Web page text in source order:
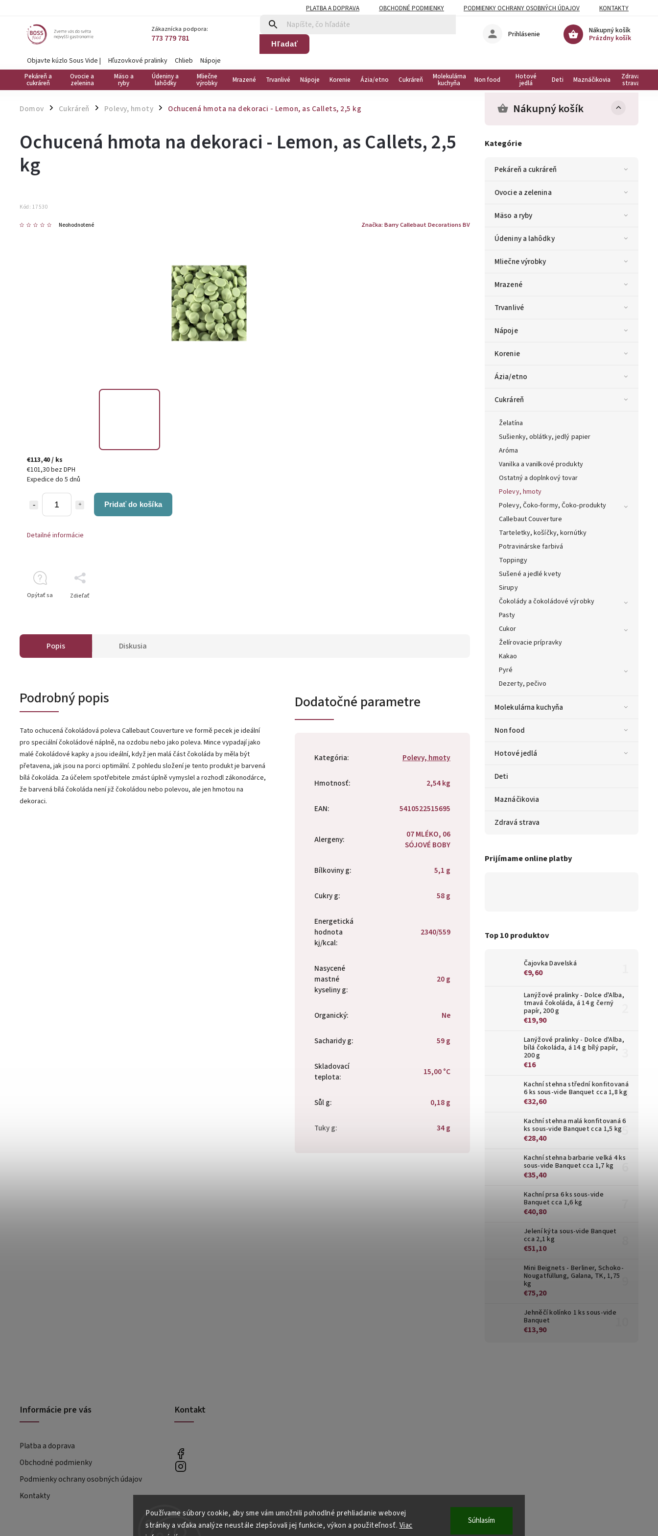
Používame súbory cookie, aby sme vám umožnili pohodlné prehliadanie webovej
stránky a vďaka analýze neustále zlepšovali jej funkcie, výkon a použiteľnosť. Viac
Súhlasím
PLATBA A DOPRAVA OBCHODNÉ PODMIENKY PODMIENKY OCHRANY OSOBNÝCH ÚDAJOV KONTAKTY
Zákaznícka podpora:
773 779 781 Hľadať
Nákupný košík
Prázdny košík
Prihlásenie
Objavte kúzlo Sous Vide | Hľuzovkové pralinky Chlieb Nápoje
Pekáreň a
cukráreň
Ovocie a
zelenina
Mäso a
ryby
Údeniny a
lahôdky
Mliečne
výrobky Mrazené Trvanlivé Nápoje Korenie Ázia/etno Cukráreň Molekulárna
kuchyňa Non food Hotové
jedlá Deti Maznáčikovia Zdravá
strava
Domov / Cukráreň / Polevy, hmoty / Ochucená hmota na dekoraci - Lemon, as Callets, 2,5 kg Nákupný košík
Kategórie
Pekáreň a cukráreň
Ovocie a zelenina
Mäso a ryby
Údeniny a lahôdky
Mliečne výrobky
Mrazené
Trvanlivé
Nápoje
Korenie
Ázia/etno
Cukráreň
Želatína
Sušienky, oblátky, jedlý papier
Aróma
Vanilka a vanilkové produkty
Ostatný a doplnkový tovar
Polevy, hmoty
Polevy, Čoko-formy, Čoko-produkty
Callebaut Couverture
Tarteletky, košíčky, kornútky
Potravinárske farbivá
Toppingy
Sušené a jedlé kvety
Sirupy
Čokolády a čokoládové výrobky
Pasty
Cukor
Želírovacie prípravky
Kakao
Pyré
Dezerty, pečivo
Molekulárna kuchyňa
Non food
Hotové jedlá
Deti
Maznáčikovia
Zdravá strava
Prijímame online platby
Top 10 produktov
Čajovka Davelská
€9,60
Lanýžové pralinky - Dolce d'Alba,
tmavá čokoláda, á 14 g černý
papír, 200 g
€19,90
Lanýžové pralinky - Dolce d'Alba,
bílá čokoláda, á 14 g bílý papír,
200 g
€16
Kachní stehna střední konfitovaná
6 ks sous-vide Banquet cca 1,8 kg
€32,60
Kachní stehna malá konfitovaná 6
ks sous-vide Banquet cca 1,5 kg
€28,40
Kachní stehna barbarie velká 4 ks
sous-vide Banquet cca 1,7 kg
€35,40
Kachní prsa 6 ks sous-vide
Banquet cca 1,6 kg
€40,80
Jelení kýta sous-vide Banquet
cca 2,1 kg
€51,10
Mini Beignets - Berliner, Schoko-
Nougatfüllung, Galana, TK, 1,75
kg
€75,20
Jehněčí kolínko 1 ks sous-vide
Banquet
€13,90
Ochucená hmota na dekoraci - Lemon, as Callets, 2,5
kg
Kód: 17530
Neohodnotené Značka: Barry Callebaut Decorations BV
€113,40/ ks
€101,30 bez DPH
Expedice do 5 dnů
Pridať do košíka
Detailné informácie
Opýtať sa Zdieľať
Popis Diskusia
Podrobný popis
Tato ochucená čokoládová poleva Callebaut Couverture ve formě pecek je ideální
pro speciální čokoládové náplně, na ozdobu nebo jako poleva. Mince vypadají jako
malé čokoládové kapky a jsou ideální, když jen malá část čokoláda by měla být
přetavena, jak jsou na porci optimální. Z pohledu složení je tento produkt je barvená
bílá čokoláda. Za účelem spotřebitele zmást úplně vymyslel a rozhodl zákonodárce,
že barvená bílá čokoláda není již čokoládou nebo polevou, ale jen hmotou na
dekoraci.
Dodatočné parametre
Kategória: Polevy, hmoty
Hmotnosť: 2,54 kg
EAN: 5410522515695
Alergeny:
07 MLÉKO, 06
SÓJOVÉ BOBY
Bílkoviny g: 5,1 g
Cukry g: 58 g
Energetická
hodnota
kj/kcal:
2340/559
Nasycené
mastné
kyseliny g:
20 g
Organický: Ne
Sacharidy g: 59 g
Skladovací
teplota: 15,00 °C
Sůl g: 0,18 g
Tuky g: 34 g
Informácie pre vás
Platba a doprava
Obchodné podmienky
Podmienky ochrany osobných údajov
Kontakty
Kontakt